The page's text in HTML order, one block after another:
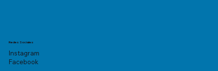
Redes Sociales
Instagram
Facebook